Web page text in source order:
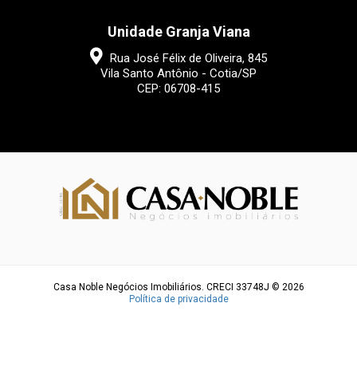
Unidade Granja Viana
Rua José Félix de Oliveira, 845
Vila Santo Antônio - Cotia/SP
CEP: 06708-415
Casa Noble Negócios Imobiliários. CRECI 33748J © 2026
Política de privacidade